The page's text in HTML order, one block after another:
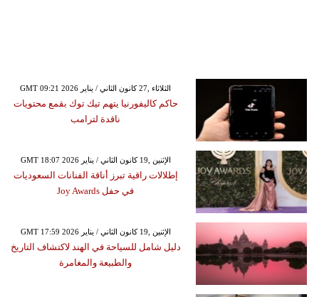
GMT 09:21 2026 الثلاثاء ,27 كانون الثاني / يناير
حاكم كاليفورنيا يتهم تيك توك بقمع محتويات
ناقدة لترامب
GMT 18:07 2026 الإثنين ,19 كانون الثاني / يناير
إطلالات راقية تبرز أناقة الفنانات السعوديات
في حفل Joy Awards
GMT 17:59 2026 الإثنين ,19 كانون الثاني / يناير
دليل شامل للسياحة في الهند لاكتشاف التاريخ
والطبيعة والمغامرة